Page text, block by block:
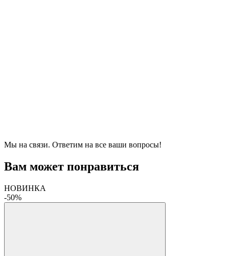
Мы на связи. Ответим на все ваши вопросы!
Вам может понравиться
НОВИНКА
-50%